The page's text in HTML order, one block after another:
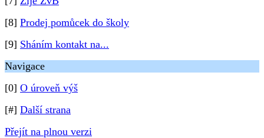
[8] Prodej pomůcek do školy
[9] Sháním kontakt na...
Navigace
[0] O úroveň výš
[#] Další strana
Přejít na plnou verzi